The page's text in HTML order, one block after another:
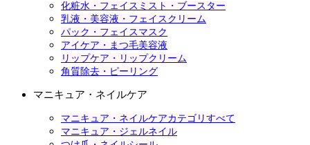
化粧水・フェイスミスト・ブースター
乳液・美容液・フェイスクリーム
パック・フェイスマスク
アイケア・まつ毛美容液
リップケア・リップクリーム
角質除去・ピーリング
マニキュア・ネイルケア
マニキュア・ネイルケアカテゴリすべて
マニキュア・ジェルネイル